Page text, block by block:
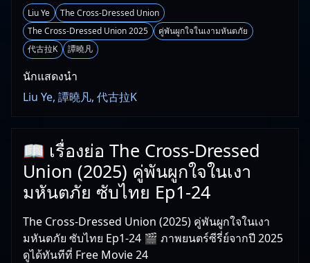
Liu Ye
The Cross-Dressed Union
The Cross-Dressed Union 2025
คู่พันผูกใจในเงามหันตภัย
代古拉K
譚曉凡
นักแสดงนำ
Liu Ye, 譚曉凡, 代古拉K
📖 เรื่องย่อ The Cross-Dressed
Union (2025) คู่พันผูกใจในเงา
มหันตภัย ซับไทย Ep1-24
The Cross-Dressed Union (2025) คู่พันผูกใจในเงา
มหันตภัย ซับไทย Ep1-24 🎬 ภาพยนตร์ซีรี่ย์จากปี 2025
ดูได้ทันทีที่ Free Movie 24